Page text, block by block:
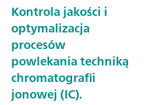
Kontrola jakości i
optymalizacja
procesów
powlekania techniką
chromatografii
jonowej (IC).